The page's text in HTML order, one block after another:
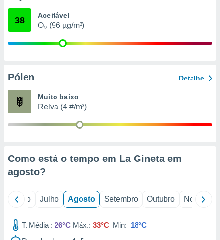
através
de
38 Aceitável
O₃ (96 µg/m³)
Pólen Detalhe
Muito baixo
Relva (4 #/m³)
Como está o tempo em La Gineta em
agosto?
Junho Julho Agosto Setembro Outubro Novembro
T. Média : 26°C Máx.: 33°C Min: 18°C